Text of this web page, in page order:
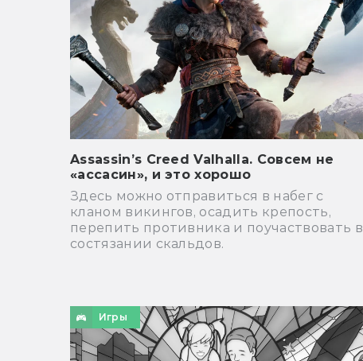
Assassin’s Creed Valhalla. Совсем не
«ассасин», и это хорошо
Здесь можно отправиться в набег с
кланом викингов, осадить крепость,
перепить противника и поучаствовать в
состязании скальдов.
Игры